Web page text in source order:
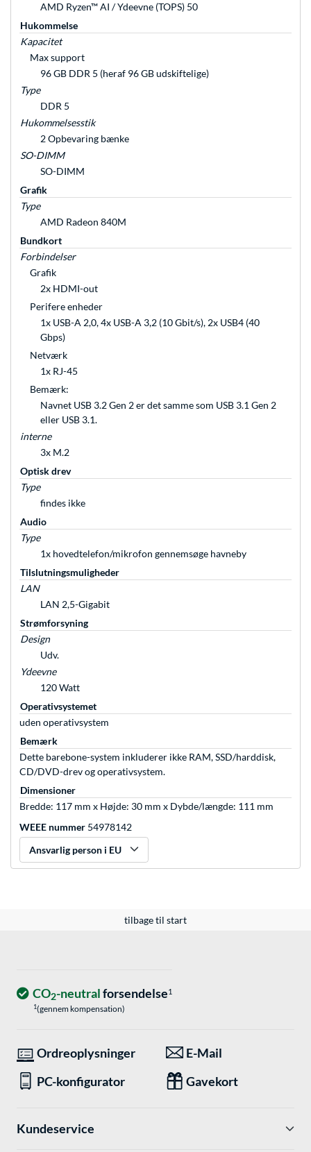
AMD Ryzen™ AI / Ydeevne (TOPS) 50
Hukommelse
Kapacitet
Max support
96 GB DDR 5 (heraf 96 GB udskiftelige)
Type
DDR 5
Hukommelsesstik
2 Opbevaring bænke
SO-DIMM
SO-DIMM
Grafik
Type
AMD Radeon 840M
Bundkort
Forbindelser
Grafik
2x HDMI-out
Perifere enheder
1x USB-A 2,0, 4x USB-A 3,2 (10 Gbit/s), 2x USB4 (40
Gbps)
Netværk
1x RJ-45
Bemærk:
Navnet USB 3.2 Gen 2 er det samme som USB 3.1 Gen 2
eller USB 3.1.
interne
3x M.2
Optisk drev
Type
findes ikke
Audio
Type
1x hovedtelefon/mikrofon gennemsøge havneby
Tilslutningsmuligheder
LAN
LAN 2,5-Gigabit
Strømforsyning
Design
Udv.
Ydeevne
120 Watt
Operativsystemet
uden operativsystem
Bemærk
Dette barebone-system inkluderer ikke RAM, SSD/harddisk,
CD/DVD-drev og operativsystem.
Dimensioner
Bredde: 117 mm x Højde: 30 mm x Dybde/længde: 111 mm
WEEE nummer 54978142
Ansvarlig person i EU
tilbage til start
CO2-neutralforsendelse1
1(gennem kompensation)
Ordreoplysninger
E-Mail
PC-konfigurator
Gavekort
Kundeservice